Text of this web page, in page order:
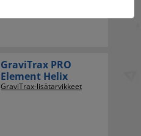
GraviTrax PRO
Element Helix
GraviTrax-lisätarvikkeet